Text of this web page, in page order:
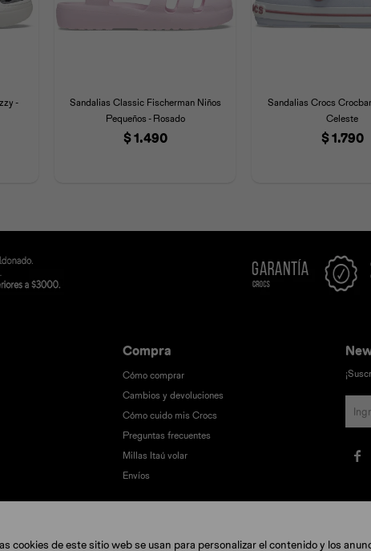
cookies de este sitio web se usan para personalizar el contenido y los
-
Sandalias Classic Fischerman Niños
Pequeños - Rosado
$1.490
Sandalias Crocs
Celeste
$1.790
Compra
Cómo comprar
Cambios y devoluciones
Cómo cuido mis Crocs
Preguntas frecuentes
Millas Itaú volar
Envíos
